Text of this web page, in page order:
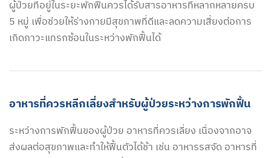
ผู้ป่วยที่อยู่ในระยะพักฟื้นควรได้รับสารอาหารที่หลากหลายครบ
5 หมู่ เพื่อช่วยให้ร่างกายมีสุขภาพที่ดีและลดความเสี่ยงต่อการ
เกิดภาวะแทรกซ้อนในระหว่างพักฟื้นได้
อาหารที่ควรหลีกเลี่ยงสำหรับผู้ป่วยระหว่างการพักฟื้น
ระหว่างการพักฟื้นของผู้ป่วย อาหารที่ควรเลี่ยง เนื่องจากอาจ
ส่งผลต่อสุขภาพและทำให้ฟื้นตัวได้ช้า เช่น อาหารรสจัด อาหารที่